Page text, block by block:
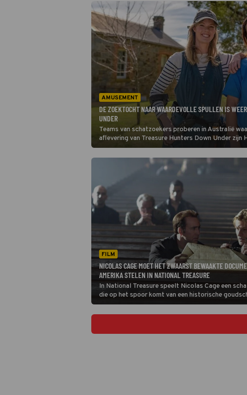
AMUSEMENT
DE ZOEKTOCHT NAAR WAARDEVOLLE SPULLEN IS
UNDER
Teams van schatzoekers proberen in Australië
aflevering van Treasure Hunters Down Under zijn
Canberra, waar ze proberen een buit van een
FILM
NICOLAS CAGE MOET HET ZWAARST BEWAAKTE
AMERIKA STELEN IN NATIONAL TREASURE
In National Treasure speelt Nicolas Cage een
die op het spoor komt van een historische